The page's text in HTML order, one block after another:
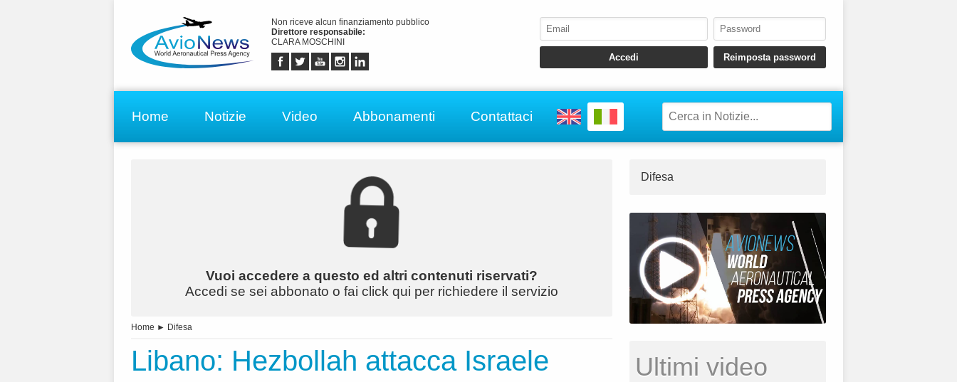
Non riceve alcun finanziamento pubblico
Direttore responsabile:
CLARA MOSCHINI
Home Notizie Video Abbonamenti Contattaci
Vuoi accedere a questo ed altri contenuti riservati?
Accedi se sei abbonato o fai click qui per richiedere il servizio
Home ► Difesa
Libano: Hezbollah attacca Israele
Difesa
Ultimi video